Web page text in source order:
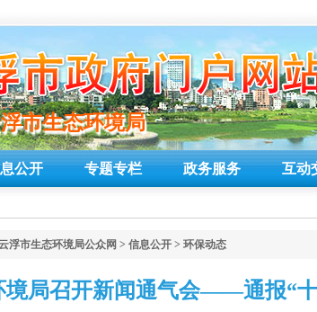
市生态环境局
市生态环境局
公开 专题专栏 政务服务 互动
浮市生态环境局公众网 > 信息公开 > 环保动态
境局召开新闻通气会——通报“